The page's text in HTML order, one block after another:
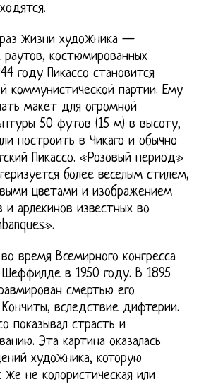
жизни художника —
раутов, костюмированных
году Пикассо становится
коммунистической партии. Ему
макет для огромной
50 футов (15 м) в высоту,
построить в Чикаго и обычно
Пикассо. «Розовый период»
более веселым стилем,
цветами и изображением
и арлекинов известных во
время Всемирного конгресса
в 1950 году. В 1895
смертью его
вследствие дифтерии.
показывал страсть и
Эта картина оказалась
художника, которую
же не колористическая или